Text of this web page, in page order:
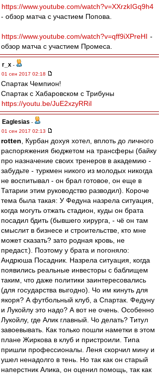
https://www.youtube.com/watch?v=XXrzkIGq9h4
- обзор матча с участием Попова.
https://www.youtube.com/watch?v=qff9iXPreHI -
обзор матча с участием Промеса.
r_x -
01 сен 2017 02:18
Спартак Чемпион!
Спартак с Хабаровском с Трибуны
https://youtu.be/JuE2xzyRRiI
Eaglesias -
01 сен 2017 02:13
rotten , Курбан дохуя хотел, вплоть до личного
распоряжения бюджетом на трансферы (байку
про назначение своих тренеров в академию -
забудьте - туркмен никого из молодых никогда
не воспитывал - он брал готовое, он еще в
Татарии этим руководство разводил). Короче
тема была такая: У Федуна назрела ситуация,
когда могуть отжать стадион, куды он брата
посадил бдить (бывшего хирурга, - чё он там
смыслит в бизнесе и строительстве, кто мне
может сказать? зато родная кровь, не
предаст.). Поэтому у брата и погоняло:
Андрюша Посадник. Назрела ситуация, когда
появились реальные инвесторы с баблищем
таким, что даже политики заинтересовались
(для государства выгодно). Чо им кинуть для
якоря? А футбольный клуб, а Спартак. Федуну
и Лукойлу это надо? А вот не очень. Особенно
Лукойлу, где Алик главный. Чо делать? Титул
завоевывать. Как только пошли наметки в этом
плане Жиркова в клуб и пристроили. Типа
пришли профессионалы. Леня скорчил мину и
ушел ненадолго в тень. Но так как он старый
наперстник Алика, он оценил помощь, так как